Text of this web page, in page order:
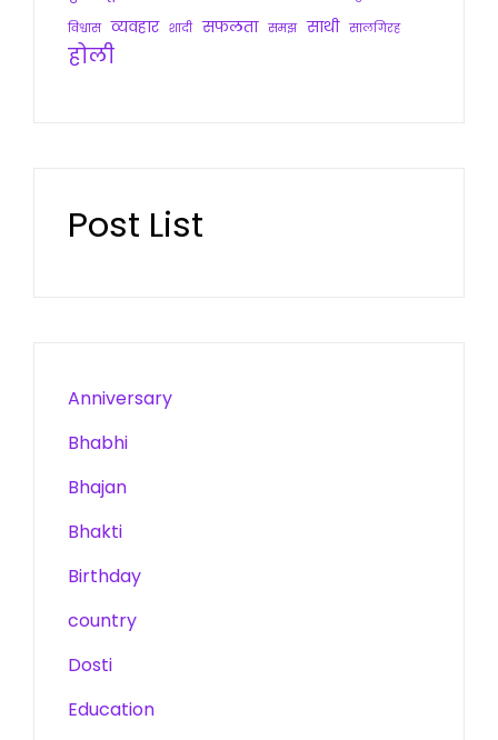
विश्वास व्यवहार शादी सफलता समझ साथी सालगिरह
होली
Post List
Anniversary
Bhabhi
Bhajan
Bhakti
Birthday
country
Dosti
Education